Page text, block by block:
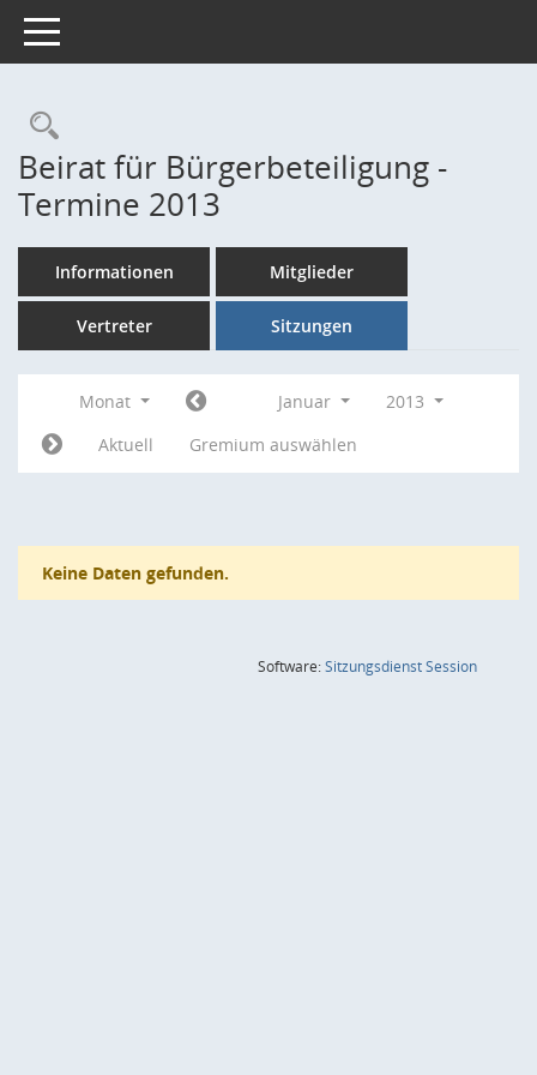
Toggle navigation
Rechercheauswahl
Beirat für Bürgerbeteiligung -
Termine 2013
Informationen Mitglieder
Vertreter Sitzungen
Monat Januar
2013
Aktuell
Gremium auswählen
Keine Daten gefunden.
Software:SitzungsdienstSession(Wird in